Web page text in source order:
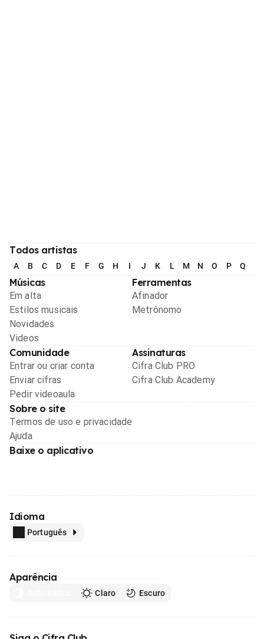
Todos artistas
A B C D E F G H I J K L M N O P Q
Músicas
Em alta
Estilos musicais
Novidades
Videos
Ferramentas
Afinador
Metrônomo
Comunidade
Entrar ou criar conta
Enviar cifras
Pedir videoaula
Assinaturas
Cifra Club PRO
Cifra Club Academy
Sobre o site
Termos de uso e privacidade
Ajuda
Baixe o aplicativo
Idioma
Português
Aparência
Claro Escuro